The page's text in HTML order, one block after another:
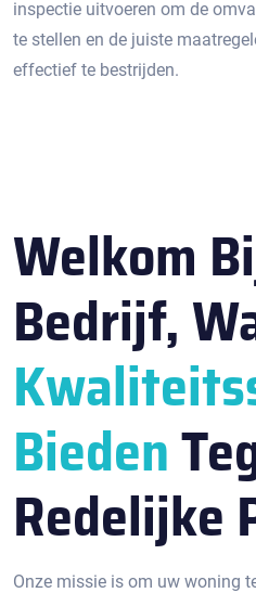
inspectie uitvoeren om de
te stellen en de juiste
effectief te bestrijden.​
Welkom
Bedrijf,
Bieden
Redelijke
Onze missie is om uw woning